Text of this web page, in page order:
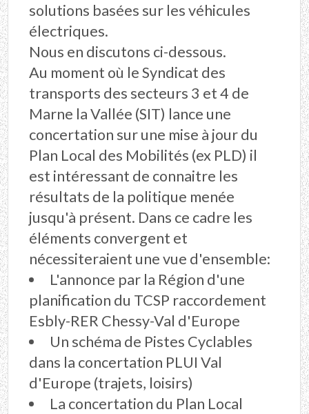
solutions basées sur les véhicules
électriques.
Nous en discutons ci-dessous.
Au moment où le Syndicat des
transports des secteurs 3 et 4 de
Marne la Vallée (SIT) lance une
concertation sur une mise à jour du
Plan Local des Mobilités (ex PLD) il
est intéressant de connaitre les
résultats de la politique menée
jusqu'à présent. Dans ce cadre les
éléments convergent et
nécessiteraient une vue d'ensemble:
L'annonce par la Région d'une
planification du TCSP raccordement
Esbly-RER Chessy-Val d'Europe
Un schéma de Pistes Cyclables
dans la concertation PLUI Val
d'Europe (trajets, loisirs)
La concertation du Plan Local